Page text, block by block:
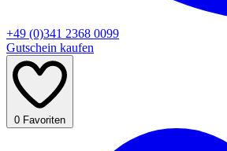
+49 (0)341 2368 0099
Gutschein kaufen
0 Favoriten